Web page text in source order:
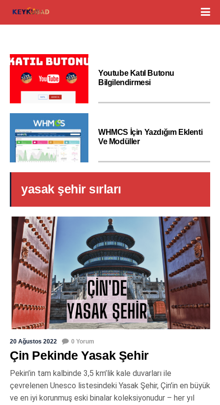
Youtube Katıl Butonu
Bilgilendirmesi
WHMCS İçin Yazdığım Eklenti
Ve Modüller
yasak şehir sırları
20 Ağustos 2022 0 Yorum
Çin Pekinde Yasak Şehir
Pekin’in tam kalbinde 3,5 km’lik kale duvarları ile
çevrelenen Unesco listesindeki Yasak Şehir, Çin’in en büyük
ve en iyi korunmuş eski binalar koleksiyonudur – her yıl